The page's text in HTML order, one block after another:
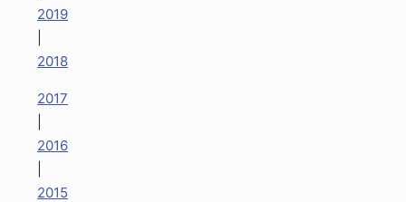
2019
2018
2017
2016
2015